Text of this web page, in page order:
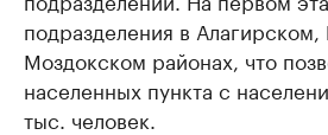
подразделения в
Моздокском районах, что
населенных пункта с
тыс. человек.